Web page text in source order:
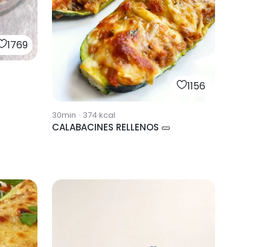
1769
1156
30min · 374 kcal
CALABACINES RELLENOS 🥒